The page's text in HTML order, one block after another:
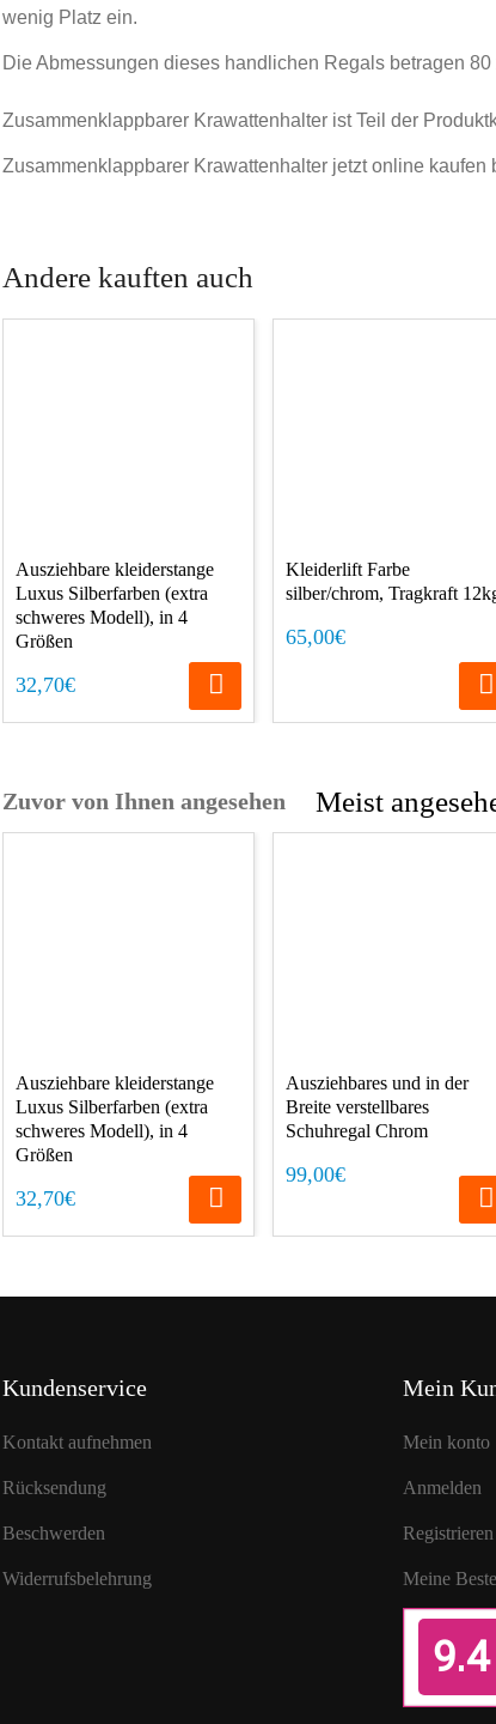
wenig Platz ein.
Die Abmessungen dieses handlichen Regals betragen
Zusammenklappbarer Krawattenhalter ist Teil der
Zusammenklappbarer Krawattenhalter jetzt online
Andere kauften auch
Ausziehbare kleiderstange
Luxus Silberfarben (extra
schweres Modell), in 4
Größen
32,70€
Kleiderlift Farbe
silber/chrom, Tragkraft
65,00€
Zuvor von Ihnen angesehen Meist
Ausziehbare kleiderstange
Luxus Silberfarben (extra
schweres Modell), in 4
Größen
32,70€
Ausziehbares und in der
Breite verstellbares
Schuhregal Chrom
99,00€
Kundenservice
Kontakt aufnehmen
Rücksendung
Beschwerden
Widerrufsbelehrung
Mein
Mein konto
Anmelden
Registrieren
Meine